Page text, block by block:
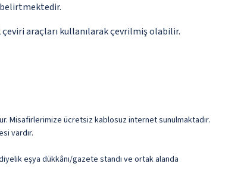
araçları kullanılarak çevrilmiş olabilir.
Misafirlerimize ücretsiz kablosuz internet sunulmaktadır.
vardır.
eşya dükkânı/gazete standı ve ortak alanda